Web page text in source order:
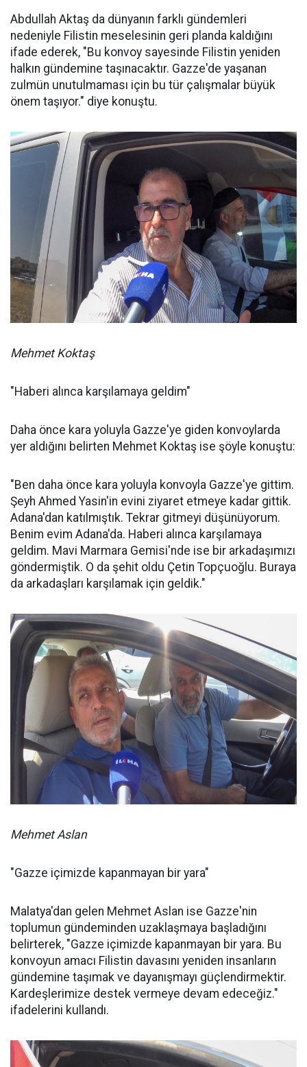
Abdullah Aktaş da dünyanın farklı gündemleri
nedeniyle Filistin meselesinin geri planda kaldığını
ifade ederek, "Bu konvoy sayesinde Filistin yeniden
halkın gündemine taşınacaktır. Gazze'de yaşanan
zulmün unutulmaması için bu tür çalışmalar büyük
önem taşıyor." diye konuştu.
Mehmet Koktaş
"Haberi alınca karşılamaya geldim"
Daha önce kara yoluyla Gazze'ye giden konvoylarda
yer aldığını belirten Mehmet Koktaş ise şöyle konuştu:
"Ben daha önce kara yoluyla konvoyla Gazze'ye gittim.
Şeyh Ahmed Yasin'in evini ziyaret etmeye kadar gittik.
Adana'dan katılmıştık. Tekrar gitmeyi düşünüyorum.
Benim evim Adana'da. Haberi alınca karşılamaya
geldim. Mavi Marmara Gemisi'nde ise bir arkadaşımızı
göndermiştik. O da şehit oldu Çetin Topçuoğlu. Buraya
da arkadaşları karşılamak için geldik."
Mehmet Aslan
"Gazze içimizde kapanmayan bir yara"
Malatya'dan gelen Mehmet Aslan ise Gazze'nin
toplumun gündeminden uzaklaşmaya başladığını
belirterek, "Gazze içimizde kapanmayan bir yara. Bu
konvoyun amacı Filistin davasını yeniden insanların
gündemine taşımak ve dayanışmayı güçlendirmektir.
Kardeşlerimize destek vermeye devam edeceğiz."
ifadelerini kullandı.